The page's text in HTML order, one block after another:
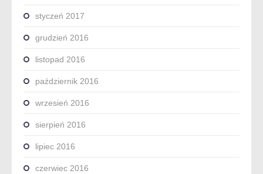
styczeń 2017
grudzień 2016
listopad 2016
październik 2016
wrzesień 2016
sierpień 2016
lipiec 2016
czerwiec 2016